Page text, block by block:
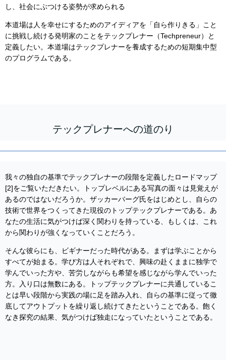
し、社会にぶつける姿勢が求められる
本道場は人を幸せにするためのアイディアを「自ら作りきる」こと
に挑戦し続ける発明家のことをテックプレナー（Techpreneur）と
定義したい。本道場はテックプレナーを養成するための短期集中型
のプログラムである。
テックプレナーへの道のり
我々の独自の基準でテックプレナーの段階を定義したロードマップ
[2]をご覧いただきたい。トップレベルにある写真の面々は見覚えが
あるのではないだろうか。ザッカーバーグ氏をはじめとし、自らの
技術で世界をつくってきた現役のトップテックプレナーである。あ
なたの生活に気がつけば深く関わりを持っている、もしくは、これ
から関わりが強くなっていくことだろう。
そんな彼らにも、ビギナーだった時代がある。まずは学ぶことから
すべてが始まる。学び方は人それぞれで、興味の赴くままに独学で
学んでいった方や、苦労しながらも希望を感じながら学んでいった
方。入り口は無数にある。トップテックプレナーに共通しているこ
とは早い段階から実践の場に足を踏み入れ、自らの基準に従って徹
底してアウトプットを繰り返し続けてきたということである。飽く
なき探究の結果、気がつけば独走になっていたということである。